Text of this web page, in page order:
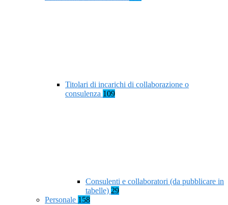
Titolari di incarichi di collaborazione o
consulenza 109
Consulenti e collaboratori (da pubblicare in
tabelle) 29
Personale 158